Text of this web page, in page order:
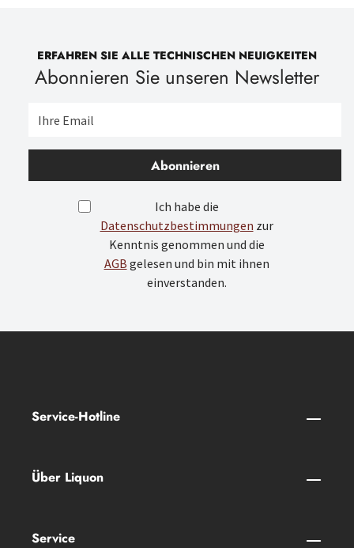
ERFAHREN SIE ALLE TECHNISCHEN NEUIGKEITEN
Abonnieren Sie unseren Newsletter
Abonnieren
Ich habe die
Datenschutzbestimmungen zur
Kenntnis genommen und die
AGB gelesen und bin mit ihnen
einverstanden.
Service-Hotline
Über Liquon
Service